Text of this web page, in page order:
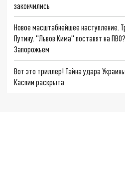
закончились
Новое масштабнейшее наступление.
Путину. "Львов Кима" поставят на
Запорожьем
Вот это триллер! Тайна удара
Каспии раскрыта